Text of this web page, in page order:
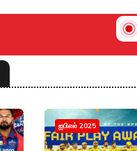
ஐபிஎல் 2025